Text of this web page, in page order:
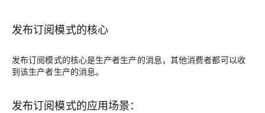
发布订阅模式的核心
发布订阅模式的核心是生产者生产的消息，其他消费者都可以收
到该生产者生产的消息。
发布订阅模式的应用场景：